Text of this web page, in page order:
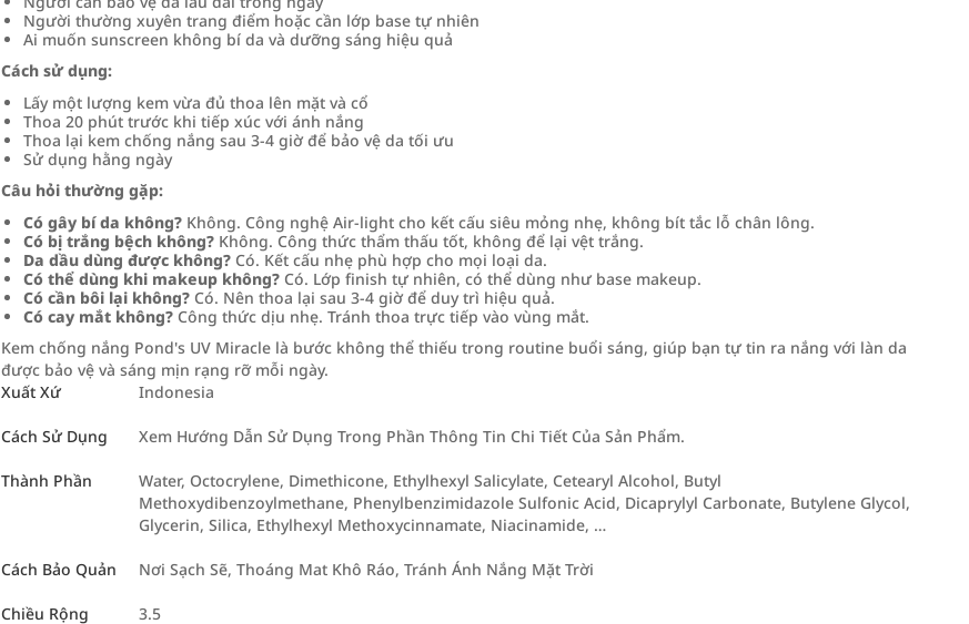
Người thường xuyên trang điểm hoặc cần lớp base tự nhiên
Ai muốn sunscreen không bí da và dưỡng sáng hiệu quả
Cách sử dụng:
Lấy một lượng kem vừa đủ thoa lên mặt và cổ
Thoa 20 phút trước khi tiếp xúc với ánh nắng
Thoa lại kem chống nắng sau 3-4 giờ để bảo vệ da tối ưu
Sử dụng hằng ngày
Câu hỏi thường gặp:
Có gây bí da không? Không. Công nghệ Air-light cho kết cấu siêu mỏng nhẹ, không bít tắc lỗ chân lông.
Có bị trắng bệch không? Không. Công thức thẩm thấu tốt, không để lại vệt trắng.
Da dầu dùng được không? Có. Kết cấu nhẹ phù hợp cho mọi loại da.
Có thể dùng khi makeup không? Có. Lớp finish tự nhiên, có thể dùng như base makeup.
Có cần bôi lại không? Có. Nên thoa lại sau 3-4 giờ để duy trì hiệu quả.
Có cay mắt không? Công thức dịu nhẹ. Tránh thoa trực tiếp vào vùng mắt.
Kem chống nắng Pond's UV Miracle là bước không thể thiếu trong routine buổi sáng, giúp bạn tự tin ra nắng với làn da
được bảo vệ và sáng mịn rạng rỡ mỗi ngày.
Xuất Xứ
Indonesia
Cách Sử Dụng Xem Hướng Dẫn Sử Dụng Trong Phần Thông Tin Chi Tiết Của Sản Phẩm.
Thành Phần
Water, Octocrylene, Dimethicone, Ethylhexyl Salicylate, Cetearyl Alcohol, Butyl
Methoxydibenzoylmethane, Phenylbenzimidazole Sulfonic Acid, Dicaprylyl Carbonate, Butylene Glycol,
Glycerin, Silica, Ethylhexyl Methoxycinnamate, Niacinamide, …
Cách Bảo Quản Nơi Sạch Sẽ, Thoáng Mat Khô Ráo, Tránh Ánh Nắng Mặt Trời
Chiều Rộng 3.5